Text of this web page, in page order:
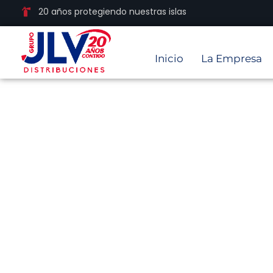
20 años protegiendo nuestras islas
Inicio La Empresa